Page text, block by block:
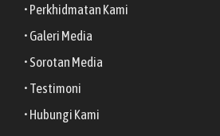
• Perkhidmatan Kami
• Galeri Media
• Sorotan Media
• Testimoni
• Hubungi Kami